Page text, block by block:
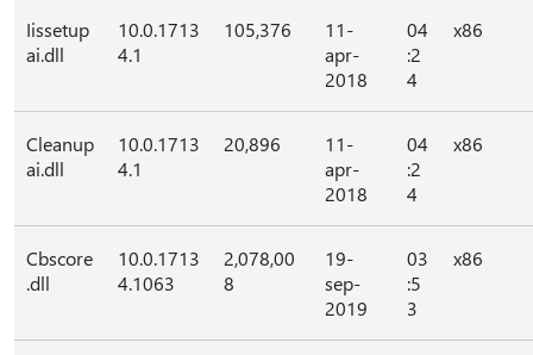
Iissetup
ai.dll
10.0.1713
4.1
105,376
11-
apr-
2018
04
:2
4
x86
Cleanup
ai.dll
10.0.1713
4.1
20,896
11-
apr-
2018
04
:2
4
x86
Cbscore
.dll
10.0.1713
4.1063
2,078,00
8
19-
sep-
2019
03
:5
3
x86